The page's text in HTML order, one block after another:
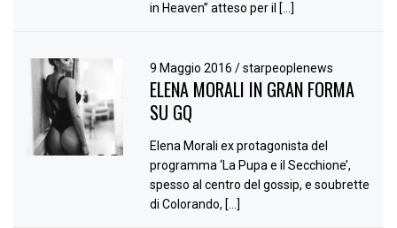
in Heaven” atteso per il […]
9 Maggio 2016/ starpeoplenews
ELENA MORALI IN GRAN FORMA
SU GQ
Elena Morali ex protagonista del
programma ‘La Pupa e il Secchione’,
spesso al centro del gossip, e soubrette
di Colorando, […]